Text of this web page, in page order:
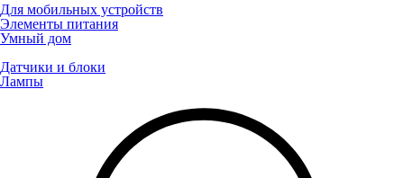
Для мобильных устройств
Элементы питания
Умный дом
Датчики и блоки
Лампы